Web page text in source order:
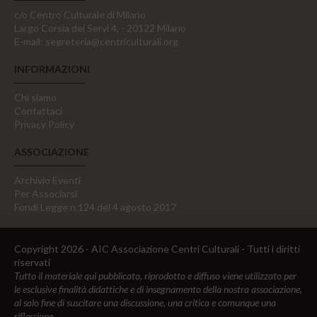
c/o Centro Culturale di Milano
Largo Corsia dei Servi 4, - 20122 Milano
E-mail: segreteria@centriculturali.org
INFORMAZIONI
Chi siamo
Contattaci
Privacy Policy
ASSOCIAZIONE
Archivio Eventi
Per Associarsi
Fondi Legge n.124 del 4 agosto 2017
Copyright 2026 - AIC Associazione Centri Culturali - Tutti i diritti
riservati
Tutto il materiale qui pubblicato, riprodotto e diffuso viene utilizzato per
le esclusive finalità didattiche e di insegnamento della nostra associazione,
al solo fine di suscitare una discussione, una critica e comunque una